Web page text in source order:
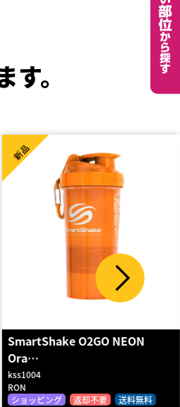
。
SmartShake「Slim(スリム)」
NE…
kss0109
RON
ショッピング
返却不要 送料無料
新品